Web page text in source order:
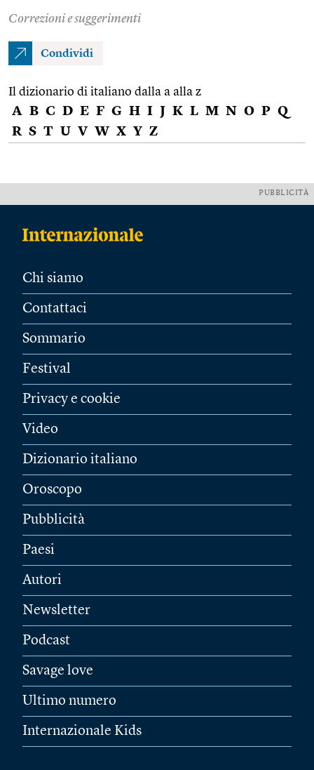
Correzioni e suggerimenti
Condividi
Il dizionario di italiano dalla a alla z
A B C D E F G H I J K L M N O P Q
R S T U V W X Y Z
PUBBLICITÀ
Chi siamo
Contattaci
Sommario
Festival
Privacy e cookie
Video
Dizionario italiano
Oroscopo
Pubblicità
Paesi
Autori
Newsletter
Podcast
Savage love
Ultimo numero
Internazionale Kids